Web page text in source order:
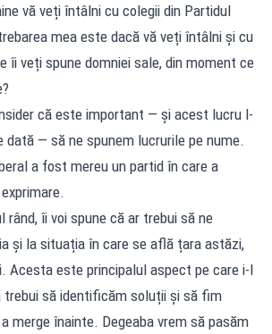
vă veți întâlni cu colegii din Partidul
mea este dacă vă veți întâlni și cu
îi veți spune domniei sale, din moment ce
că este important — și acest lucru l-
— să ne spunem lucrurile pe nume.
a fost mereu un partid în care a
rând, îi voi spune că ar trebui să ne
și la situația în care se află țara astăzi,
Acesta este principalul aspect pe care i-l
trebui să identificăm soluții și să fim
merge înainte. Degeaba vrem să pasăm